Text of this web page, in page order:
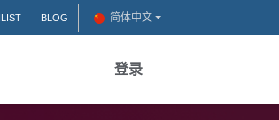
BLOG 简体中文
登录